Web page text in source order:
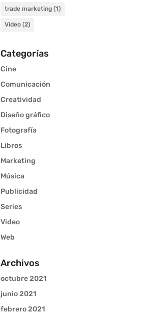
trade marketing (1)
Video (2)
Categorías
Cine
Comunicación
Creatividad
Diseño gráfico
Fotografía
Libros
Marketing
Música
Publicidad
Series
Video
Web
Archivos
octubre 2021
junio 2021
febrero 2021